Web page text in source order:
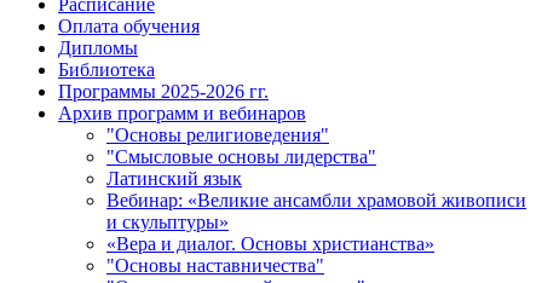
Оплата обучения
Дипломы
Библиотека
Программы 2025-2026 гг.
Архив программ и вебинаров
"Основы религиоведения"
"Смысловые основы лидерства"
Латинский язык
Вебинар: «Великие ансамбли храмовой живописи
и скульптуры»
«Вера и диалог. Основы христианства»
"Основы наставничества"